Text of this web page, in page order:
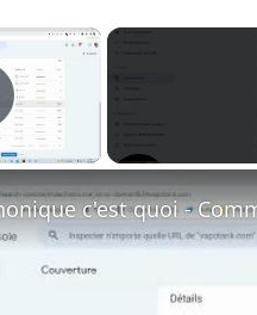
×
Video